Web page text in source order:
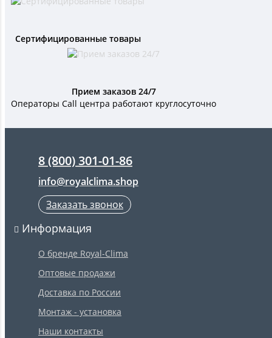
Сертифицированные товары
Прием заказов 24/7
Операторы Call центра работают круглосуточно
8 (800) 301-01-86
info@royalclima.shop
Заказать звонок
Информация
О бренде Royal-Clima
Оптовые продажи
Доставка по России
Монтаж - установка
Наши контакты